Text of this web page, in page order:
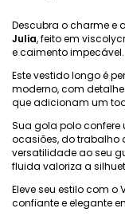
Descubra o charme e
Julia, feito em
e caimento impecável.
Este vestido longo é
moderno, com
que adicionam um
Sua gola polo
ocasiões, do trabalho
versatilidade ao seu
fluida valoriza a
Eleve seu estilo com o
confiante e elegante